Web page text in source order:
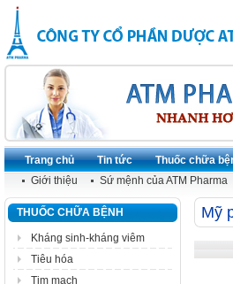
Trang chủ Tin tức Thuốc chữa
Giới thiệu
Sứ mệnh của ATM Pharma
THUỐC CHỮA BỆNH
Kháng sinh-kháng viêm
Tiêu hóa
Tim mạch
Mỹ